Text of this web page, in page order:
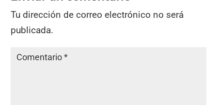
Tu dirección de correo electrónico no será
publicada.